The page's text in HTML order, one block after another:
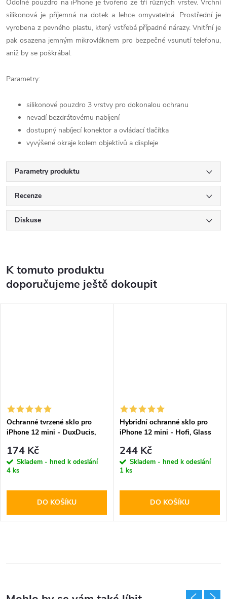
Odolné pouzdro na iPhone je tvořeno ze tří různých vrstev. Vrchní
silikonová je příjemná na dotek a lehce omyvatelná. Prostřední je
vyrobena z pevného plastu, který vstřebá případné nárazy. Vnitřní je
pak osazena jemným mikrovláknem pro bezpečné vsunutí telefonu,
aniž by se poškrábal.
Parametry:
silikonové pouzdro 3 vrstvy pro dokonalou ochranu
nevadí bezdrátovému nabíjení
dostupný nabíjecí konektor a ovládací tlačítka
vyvýšené okraje kolem objektivů a displeje
Parametry produktu
Recenze
Diskuse
K tomuto produktu
doporučujeme ještě dokoupit
Ochranné tvrzené sklo pro
iPhone 12 mini - DuxDucis,
174 Kč
Skladem - hned k odeslání
4 ks
DO KOŠÍKU
Hybridní ochranné sklo pro
iPhone 12 mini - Hofi, Glass
244 Kč
Skladem - hned k odeslání
1 ks
DO KOŠÍKU